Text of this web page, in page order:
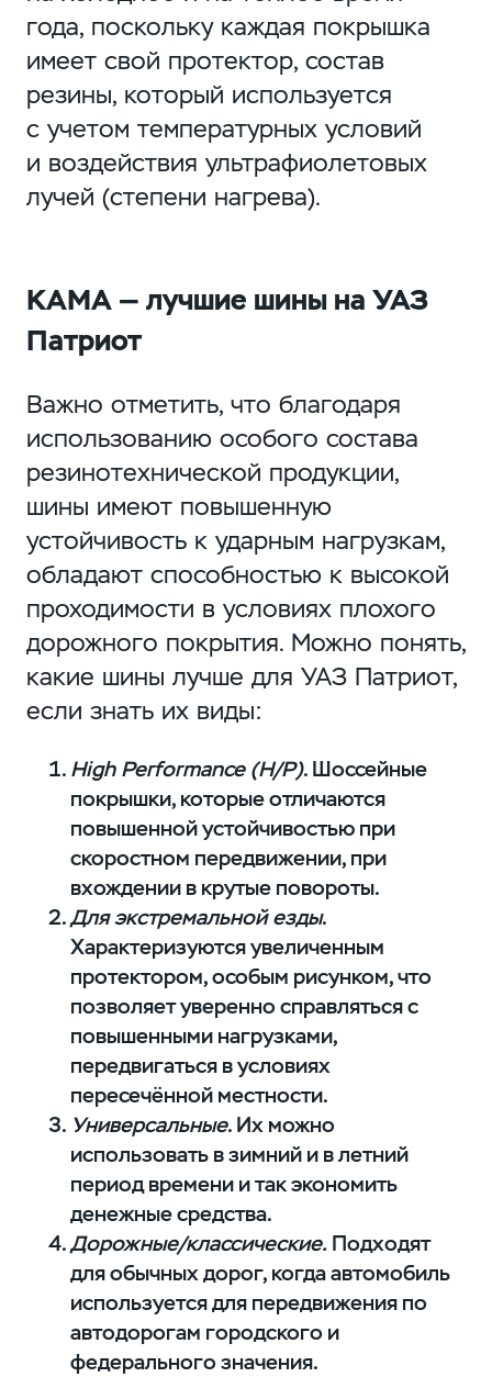
года, поскольку каждая покрышка
имеет свой протектор, состав
резины, который используется
с учетом температурных условий
и воздействия ультрафиолетовых
лучей (степени нагрева).
КАМА — лучшие шины на УАЗ
Патриот
Важно отметить, что благодаря
использованию особого состава
резинотехнической продукции,
шины имеют повышенную
устойчивость к ударным нагрузкам,
обладают способностью к высокой
проходимости в условиях плохого
дорожного покрытия. Можно понять,
какие шины лучше для УАЗ Патриот,
если знать их виды:
High Performance (H/P). Шоссейные
покрышки, которые отличаются
повышенной устойчивостью при
скоростном передвижении, при
вхождении в крутые повороты.
Для экстремальной езды.
Характеризуются увеличенным
протектором, особым рисунком, что
позволяет уверенно справляться с
повышенными нагрузками,
передвигаться в условиях
пересечённой местности.
Универсальные. Их можно
использовать в зимний и в летний
период времени и так экономить
денежные средства.
Дорожные/классические.Подходят
для обычных дорог, когда автомобиль
используется для передвижения по
автодорогам городского и
федерального значения.